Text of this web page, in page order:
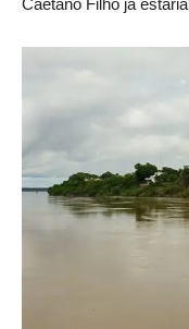
Caetano Filho já